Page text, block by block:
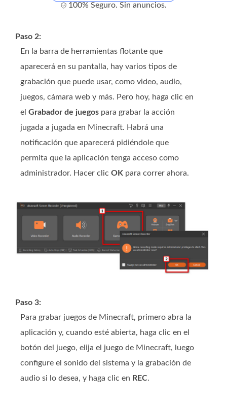
100% Seguro. Sin anuncios.
Paso 2:
En la barra de herramientas flotante que
aparecerá en su pantalla, hay varios tipos de
grabación que puede usar, como video, audio,
juegos, cámara web y más. Pero hoy, haga clic en
el Grabador de juegos para grabar la acción
jugada a jugada en Minecraft. Habrá una
notificación que aparecerá pidiéndole que
permita que la aplicación tenga acceso como
administrador. Hacer clic OK para correr ahora.
Paso 3:
Para grabar juegos de Minecraft, primero abra la
aplicación y, cuando esté abierta, haga clic en el
botón del juego, elija el juego de Minecraft, luego
configure el sonido del sistema y la grabación de
audio si lo desea, y haga clic en REC.